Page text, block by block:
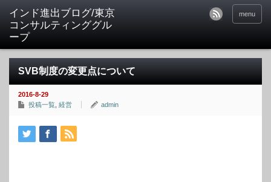
インド進出ブログ/東京
コンサルティンググル
ープ
menu
SVB制度の変更点について
2016-8-29
投稿一覧 経営 admin